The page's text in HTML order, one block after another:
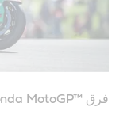
فرق Honda MotoGP™‎